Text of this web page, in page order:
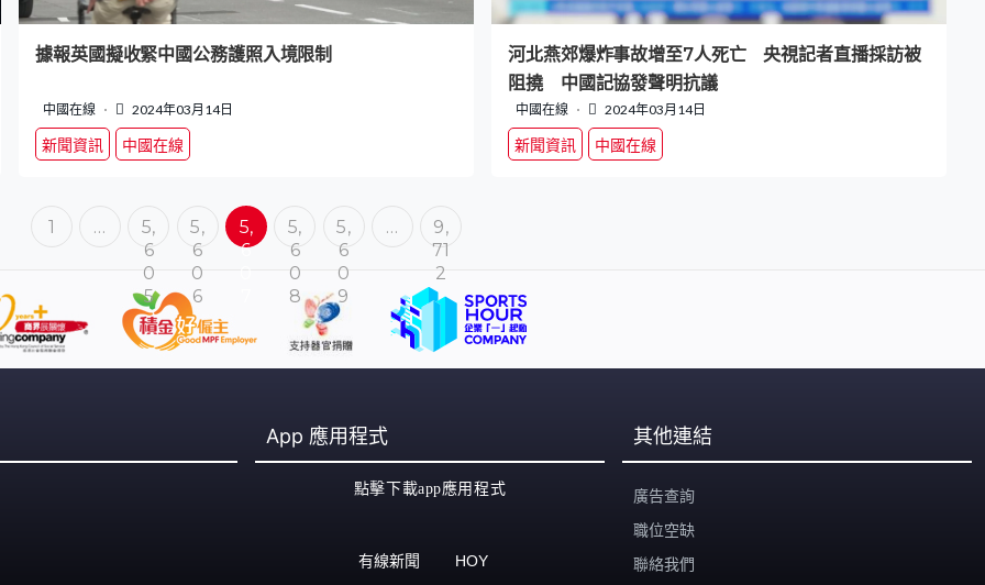
據報英國擬收緊中國公務護照入境限制
中國在線 2024年03月14日
新聞資訊 中國在線
河北燕郊爆炸事故增至7人死亡 央視記者直播採訪被
阻撓 中國記協發聲明抗議
中國在線 2024年03月14日
新聞資訊 中國在線
1 …
5,
6
0
5
5,
6
0
6
5,
6
5,
6
0
8
5,
6
0
9
…
9,
71
2
App 應用程式
點擊下載app應用程式
有線新聞 HOY
其他連結
廣告查詢
職位空缺
聯絡我們